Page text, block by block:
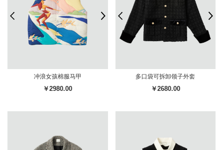
冲浪女孩棉服马甲
￥2980.00
多口袋可拆卸领子外套
￥2680.00